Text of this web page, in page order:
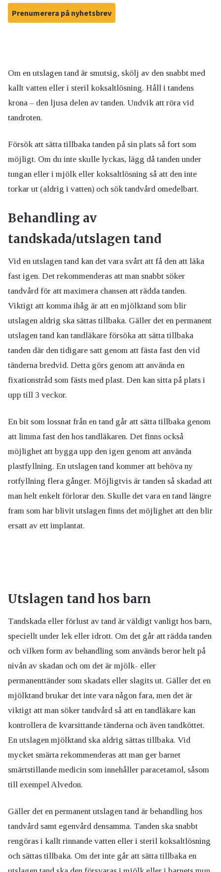
Prenumerera på nyhetsbrev
Om en utslagen tand är smutsig, skölj av den snabbt med
kallt vatten eller i steril koksaltlösning. Håll i tandens
krona – den ljusa delen av tanden. Undvik att röra vid
tandroten.
Försök att sätta tillbaka tanden på sin plats så fort som
möjligt. Om du inte skulle lyckas, lägg då tanden under
tungan eller i mjölk eller koksaltlösning så att den inte
torkar ut (aldrig i vatten) och sök tandvård omedelbart.
Behandling av
tandskada/utslagen tand
Vid en utslagen tand kan det vara svårt att få den att läka
fast igen. Det rekommenderas att man snabbt söker
tandvård för att maximera chansen att rädda tanden.
Viktigt att komma ihåg är att en mjölktand som blir
utslagen aldrig ska sättas tillbaka. Gäller det en permanent
utslagen tand kan tandläkare försöka att sätta tillbaka
tanden där den tidigare satt genom att fästa fast den vid
tänderna bredvid. Detta görs genom att använda en
fixationstråd som fästs med plast. Den kan sitta på plats i
upp till 3 veckor.
En bit som lossnat från en tand går att sätta tillbaka genom
att limma fast den hos tandläkaren. Det finns också
möjlighet att bygga upp den igen genom att använda
plastfyllning. En utslagen tand kommer att behöva ny
rotfyllning flera gånger. Möjligtvis är tanden så skadad att
man helt enkelt förlorar den. Skulle det vara en tand längre
fram som har blivit utslagen finns det möjlighet att den blir
ersatt av ett implantat.
Utslagen tand hos barn
Tandskada eller förlust av tand är väldigt vanligt hos barn,
speciellt under lek eller idrott. Om det går att rädda tanden
och vilken form av behandling som används beror helt på
nivån av skadan och om det är mjölk- eller
permanenttänder som skadats eller slagits ut. Gäller det en
mjölktand brukar det inte vara någon fara, men det är
viktigt att man söker tandvård så att en tandläkare kan
kontrollera de kvarsittande tänderna och även tandköttet.
En utslagen mjölktand ska aldrig sättas tillbaka. Vid
mycket smärta rekommenderas att man ger barnet
smärtstillande medicin som innehåller paracetamol, såsom
till exempel Alvedon.
Gäller det en permanent utslagen tand är behandling hos
tandvård samt egenvård densamma. Tanden ska snabbt
rengöras i kallt rinnande vatten eller i steril koksaltlösning
och sättas tillbaka. Om det inte går att sätta tillbaka en